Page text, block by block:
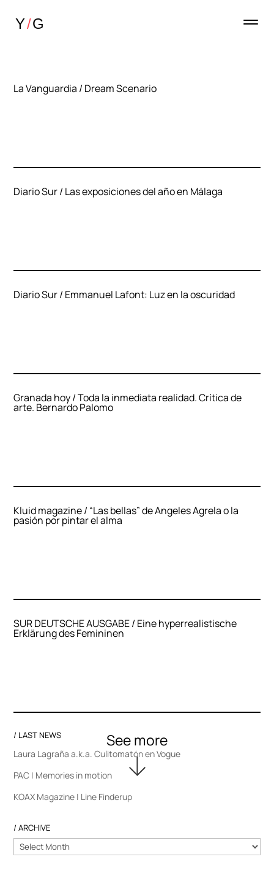
La Vanguardia / Dream Scenario
Diario Sur / Las exposiciones del año en Málaga
Diario Sur / Emmanuel Lafont: Luz en la oscuridad
Granada hoy / Toda la inmediata realidad. Crítica de
arte. Bernardo Palomo
Kluid magazine / “Las bellas” de Angeles Agrela o la
pasión por pintar el alma
SUR DEUTSCHE AUSGABE / Eine hyperrealistische
Erklärung des Femininen
/ LAST NEWS
Laura Lagraña a.k.a. Culitomatón en Vogue
PAC | Memories in motion
KOAX Magazine | Line Finderup
/ ARCHIVE